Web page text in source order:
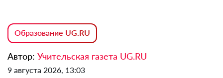
Образование UG.RU
Автор: Учительская газета UG.RU
9 августа 2026, 13:03